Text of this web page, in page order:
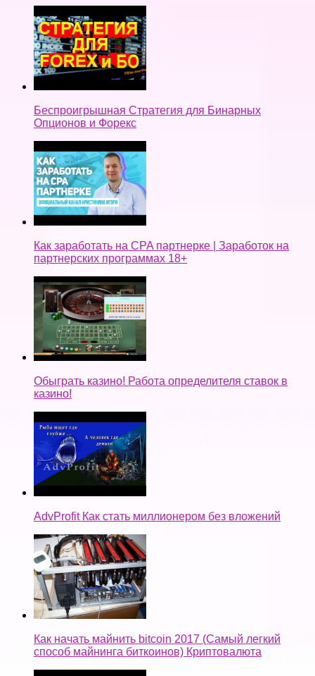
Беспроигрышная Стратегия для Бинарных
Опционов и Форекс
Как заработать на CPA партнерке | Заработок на
партнерских программах 18+
Обыграть казино! Работа определителя ставок в
казино!
AdvProfit Как стать миллионером без вложений
Как начать майнить bitcoin 2017 (Самый легкий
способ майнинга биткоинов) Криптовалюта